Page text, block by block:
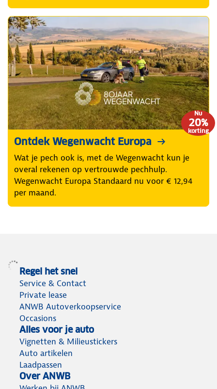
Nu
20%
korting
Ontdek Wegenwacht Europa
Wat je pech ook is, met de Wegenwacht kun je
overal rekenen op vertrouwde pechhulp.
Wegenwacht Europa Standaard nu voor € 12,94
per maand.
Regel het snel
Service & Contact
Private lease
ANWB Autoverkoopservice
Occasions
Alles voor je auto
Vignetten & Milieustickers
Auto artikelen
Laadpassen
Over ANWB